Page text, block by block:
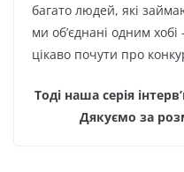
багато людей, які
ми об’єднані одним
цікаво почути про
Тоді наша серія
Дякуємо за